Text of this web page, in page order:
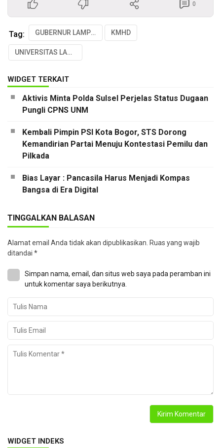
0
Tag: GUBERNUR LAMPUNG KMHD
UNIVERSITAS LAMPUNG
WIDGET TERKAIT
Aktivis Minta Polda Sulsel Perjelas Status Dugaan
Pungli CPNS UNM
Kembali Pimpin PSI Kota Bogor, STS Dorong
Kemandirian Partai Menuju Kontestasi Pemilu dan
Pilkada
Bias Layar : Pancasila Harus Menjadi Kompas
Bangsa di Era Digital
TINGGALKAN BALASAN
Alamat email Anda tidak akan dipublikasikan. Ruas yang wajib
ditandai *
Simpan nama, email, dan situs web saya pada peramban ini
untuk komentar saya berikutnya.
WIDGET INDEKS